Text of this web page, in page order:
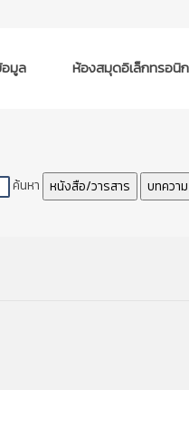
มูล ห้องสมุดอิเล็กทรอนิ
ค้นหา หนังสือ/วารสาร บทความ